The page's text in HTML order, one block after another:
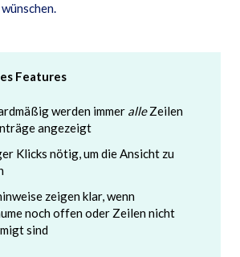
Features
werden immer alleZeilen
angezeigt
Klicks nötig, um die Ansicht zu
zeigen klar, wenn
noch offen oder Zeilen nicht
sind